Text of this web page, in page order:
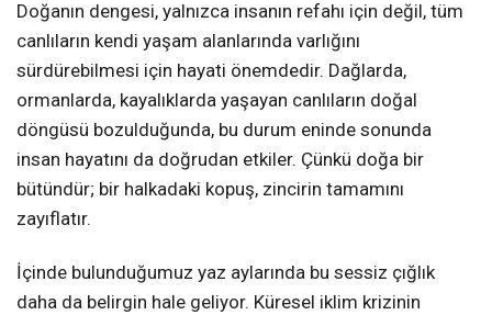
Doğanın dengesi, yalnızca insanın refahı için değil, tüm
canlıların kendi yaşam alanlarında varlığını
sürdürebilmesi için hayati önemdedir. Dağlarda,
ormanlarda, kayalıklarda yaşayan canlıların doğal
döngüsü bozulduğunda, bu durum eninde sonunda
insan hayatını da doğrudan etkiler. Çünkü doğa bir
bütündür; bir halkadaki kopuş, zincirin tamamını
zayıflatır.
İçinde bulunduğumuz yaz aylarında bu sessiz çığlık
daha da belirgin hale geliyor. Küresel iklim krizinin